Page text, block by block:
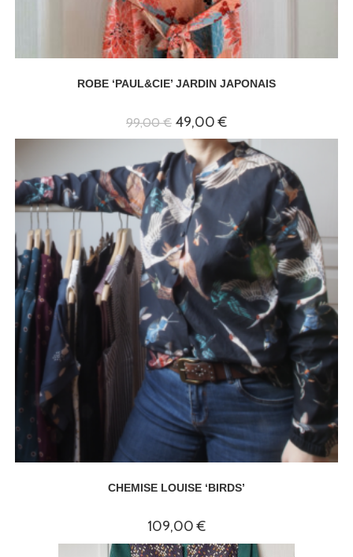
ROBE ‘PAUL&CIE’ JARDIN JAPONAIS
99,00€ Le
prix
initial
était :
99,00 €.
49,00€Le
prix
actuel
est :
49,00 €.
CHEMISE LOUISE ‘BIRDS’
109,00€